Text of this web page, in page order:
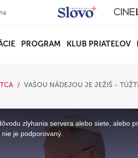
PROGRAM KLUB PRIATEĽOV
VAŠOU NÁDEJOU JE JEŽIŠ -
zlyhania servera alebo siete, alebo
je podporovaný.